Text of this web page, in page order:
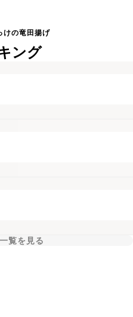
けの竜田揚げ
ング
覧を見る